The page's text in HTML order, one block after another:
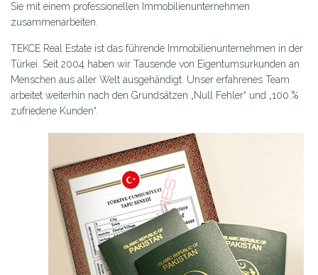
Sie mit einem professionellen Immobilienunternehmen
zusammenarbeiten.
TEKCE Real Estate ist das führende Immobilienunternehmen in der
Türkei. Seit 2004 haben wir Tausende von Eigentumsurkunden an
Menschen aus aller Welt ausgehändigt. Unser erfahrenes Team
arbeitet weiterhin nach den Grundsätzen „Null Fehler“ und „100 %
zufriedene Kunden“.